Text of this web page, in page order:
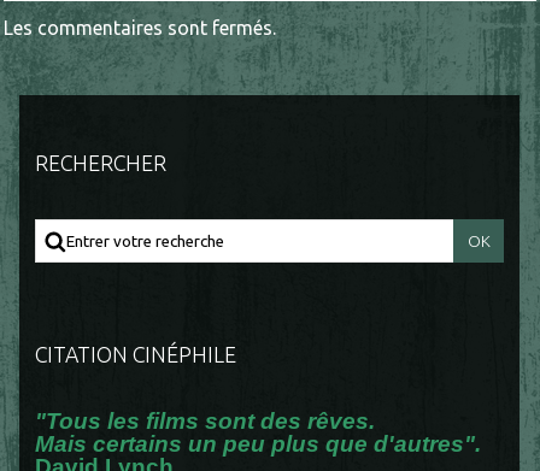
Les commentaires sont fermés.
RECHERCHER
CITATION CINÉPHILE
"Tous les films sont des rêves.
Mais certains un peu plus que d'autres".